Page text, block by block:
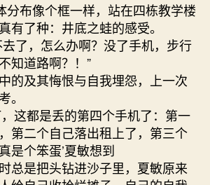
分布像个框一样，站在四栋教学楼
有了种：井底之蛙的感受。
了，怎么办啊？没了手机，步行
知道路啊？！”
的及其悔恨与自我埋怨，上一次
。
这都是丢的第四个手机了：第一
第二个自己落出租上了，第三个
是个笨蛋’夏敏想到
总是把头钻进沙子里，夏敏原来